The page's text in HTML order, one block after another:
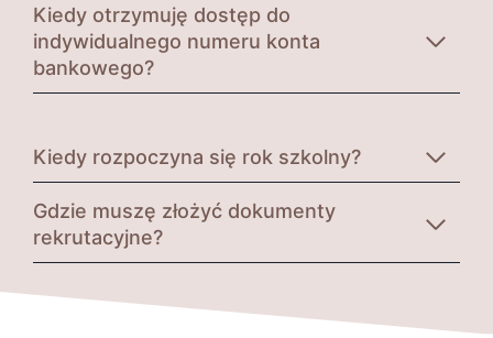
Kiedy otrzymuję dostęp do
indywidualnego numeru konta
bankowego?
Kiedy rozpoczyna się rok szkolny?
Gdzie muszę złożyć dokumenty
rekrutacyjne?